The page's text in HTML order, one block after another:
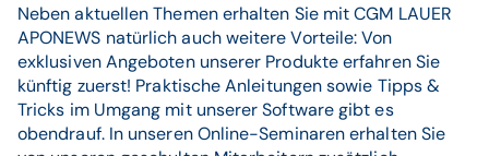
Neben aktuellen Themen erhalten Sie mit CGM LAUER
APONEWS natürlich auch weitere Vorteile: Von
exklusiven Angeboten unserer Produkte erfahren Sie
künftig zuerst! Praktische Anleitungen sowie Tipps &
Tricks im Umgang mit unserer Software gibt es
obendrauf. In unseren Online-Seminaren erhalten Sie